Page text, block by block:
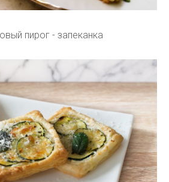
пирог - запеканка